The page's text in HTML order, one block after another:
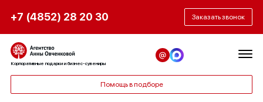
+7 (4852) 28 20 30 Заказать звонок
Корпоративные подарки и бизнес-сувениры
Помощь в подборе